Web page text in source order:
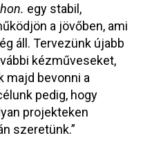
egy stabil,
a jövőben, ami
áll. Tervezünk újabb
kézműveseket,
majd bevonni a
pedig, hogy
projekteken
szeretünk.”